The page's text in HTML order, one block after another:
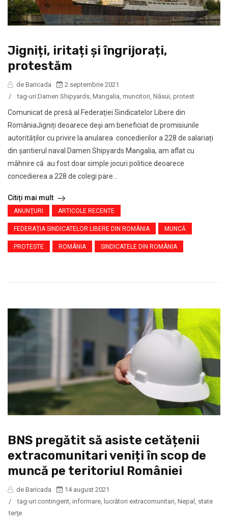
Jigniți, iritați și îngrijorați,
protestăm
de Baricada
2 septembrie 2021
/
tag-uri:Damen Shipyards, Mangalia, muncitori, Năsui, protest
Comunicat de presă al Federaţiei Sindicatelor Libere din
RomâniaJigniți deoarece deși am beneficiat de promisiunile
autorităților cu privire la anularea concedierilor a 228 de salariați
din șantierul naval Damen Shipyards Mangalia, am aflat cu
mâhnire că au fost doar simple jocuri politice deoarece
concedierea a 228 de colegi pare...
Citiți mai mult
ANUNŢURI ARTICOLE RECENTE
FEDERAŢIA SINDICATELOR LIBERE DIN ROMÂNIA MUNCĂ
PROTESTE ROMÂNIA SINDICATELE DIN ROMÂNIA
BNS pregătit să asiste cetățenii
extracomunitari veniți în scop de
muncă pe teritoriul României
de Baricada
14 august 2021
/
tag-uri:contingent, informare, lucrători extracomunitari, Nepal , state
terţe